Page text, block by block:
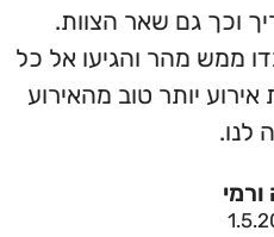
וכך גם שאר הצוות.
ממש מהר והגיעו אל כל
יותר טוב מהאירוע
לנו.